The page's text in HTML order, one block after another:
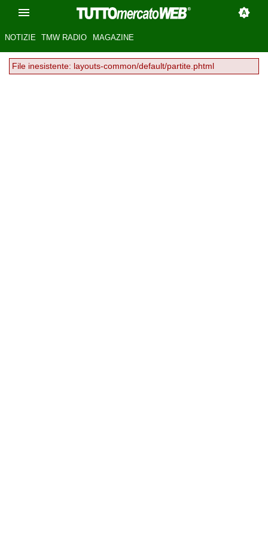
NOTIZIE TMW RADIO MAGAZINE
File inesistente: layouts-common/default/partite.phtml